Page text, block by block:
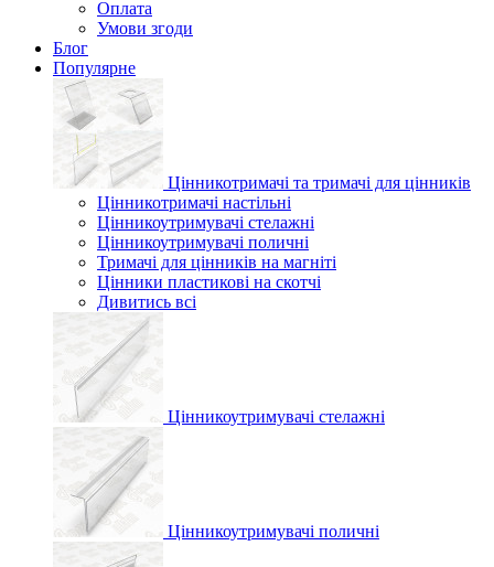
Оплата
Умови згоди
Блог
Популярне
Цінникотримачі та тримачі для цінників
Цінникотримачі настільні
Цінникоутримувачі стелажні
Цінникоутримувачі поличні
Тримачі для цінників на магніті
Цінники пластикові на скотчі
Дивитись всі
Цінникоутримувачі стелажні
Цінникоутримувачі поличні